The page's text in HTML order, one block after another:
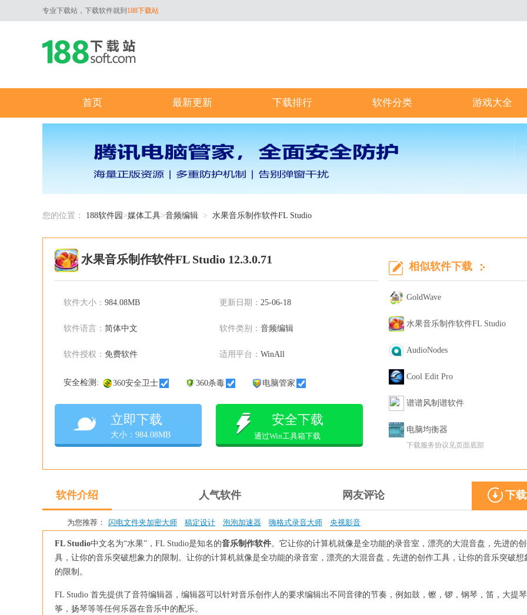
专业下载站，下载软件就到 188下载站
首页 最新更新 下载排行 软件分类 游戏大全
您的位置： 188软件园 >媒体工具>音频编辑 > 水果音乐制作软件FL Studio
水果音乐制作软件FL Studio 12.3.0.71
软件大小： 984.08MB 更新日期： 25-06-18
软件语言： 简体中文 软件类别： 音频编辑
软件授权： 免费软件 适用平台： WinAll
安全检测: 360安全卫士 360杀毒 电脑管家
立即下载
大小：984.08MB
安全下载
通过Win工具箱下载
相似软件下载
GoldWave
水果音乐制作软件FL Studio
AudioNodes
Cool Edit Pro
谱谱风制谱软件
电脑均衡器
下载服务协议见页面底部
软件介绍 人气软件 网友评论 下
为您推荐： 闪电文件夹加密大师 稿定设计 泡泡加速器 嗨格式录音大师 央视影音
FL Studio中文名为“水果”，FL Studio是知名的音乐制作软件。它让你的计算机就像是全功能的录音室，漂亮的大混音盘，先进的
具，让你的音乐突破想象力的限制。让你的计算机就像是全功能的录音室，漂亮的大混音盘，先进的创作工具，让你的音乐突破想
的限制。
FL Studio 首先提供了音符编辑器，编辑器可以针对音乐创作人的要求编辑出不同音律的节奏，例如鼓，镲，锣，钢琴，笛，大提
筝，扬琴等等任何乐器在音乐中的配乐。